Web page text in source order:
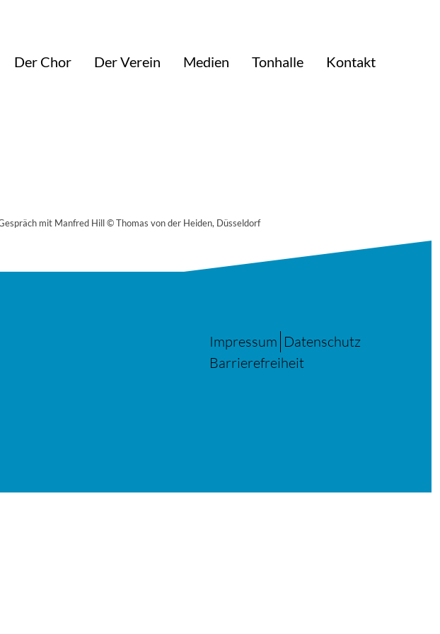
Der Chor Der Verein Medien Tonhalle
Kontakt
mit Manfred Hill © Thomas von der Heiden, Düsseldorf
Impressum Datenschutz
Barrierefreiheit